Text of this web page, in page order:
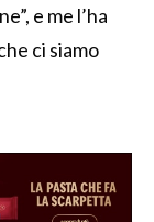
e me l’ha
ci siamo